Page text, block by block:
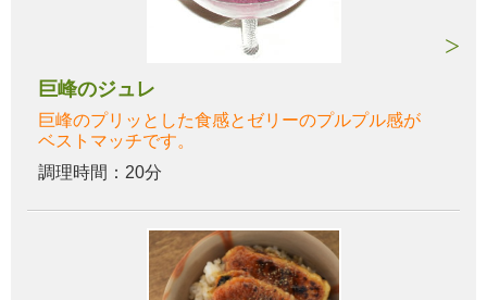
巨峰のジュレ
巨峰のプリッとした食感とゼリーのプルプル感が
ベストマッチです。
調理時間：20分